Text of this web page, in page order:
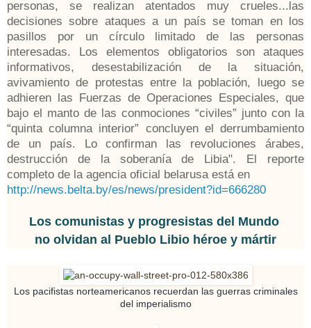
personas, se realizan atentados muy crueles...las
decisiones sobre ataques a un país se toman en los
pasillos por un círculo limitado de las personas
interesadas. Los elementos obligatorios son ataques
informativos, desestabilización de la situación,
avivamiento de protestas entre la población, luego se
adhieren las Fuerzas de Operaciones Especiales, que
bajo el manto de las conmociones “civiles” junto con la
“quinta columna interior” concluyen el derrumbamiento
de un país. Lo confirman las revoluciones árabes,
destrucción de la soberanía de Libia". El reporte
completo de la agencia oficial belarusa está en
http://news.belta.by/es/news/president?id=666280
Los comunistas y progresistas del Mundo
no olvidan al Pueblo Libio héroe y mártir
Los pacifistas norteamericanos recuerdan las guerras criminales
del imperialismo